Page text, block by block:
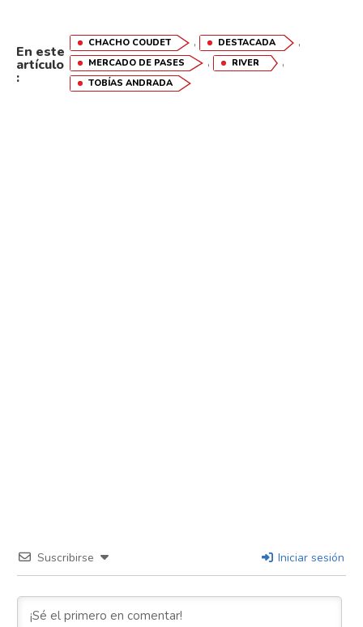
En este
artículo
:
CHACHO COUDET , DESTACADA ,
MERCADO DE PASES , RIVER ,
TOBÍAS ANDRADA
Suscribirse Iniciar sesión